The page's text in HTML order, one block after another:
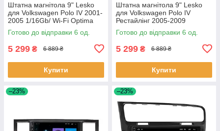
Штатна магнітола 9" Lesko
для Volkswagen Polo IV 2001-
2005 1/16Gb/ Wi-Fi Optima
Вольксваген 6 шт.
Готово до відправки 6 од.
5 299 ₴ 6 889 ₴
Купити
Штатна магнітола 9" Lesko
для Volkswagen Polo IV
Рестайлінг 2005-2009
1/16Gb/ Wi-Fi Optima
Вольксваген 6шт
Готово до відправки 6 од.
5 299 ₴ 6 889 ₴
Купити
–23% –23%